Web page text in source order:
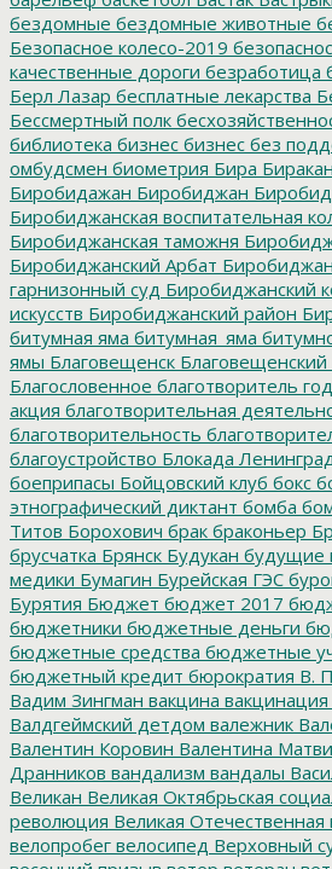
бездомные бездомные животные
Безопасное колесо-2019
качественные дороги безработица
Берл Лазар бесплатные лекарства
Бессмертный полк
библиотека бизнес бизнес без
омбудсмен биометрия Бира Биракан
Биробидажан Биробиджан
Биробиджанская воспитательная
Биробиджанская таможня
Биробиджанский Арбат
гарнизонный суд Биробиджанский
искусств Биробиджанский район
битумная яма битумная_яма
ямы Благовещенск
Благословенное благотворитель
акция благотворительная
благотворительность
благоустройство Блокада
боеприпасы Бойцовский клуб бокс
этнографический диктант бомба
Титов Борохович брак браконьер
брусчатка Брянск Будукан будущие
медики Бумагин Бурейская ГЭС
Бурятия Бюджет бюджет 2017
бюджетники бюджетные деньги
бюджетные средства бюджетные
бюджетный кредит бюрократия В.
Вадим Зингман вакцина вакцинация
Валдгеймский детдом валежник
Валентин Коровин Валентина
Дранников вандализм вандалы
Великан Великая Октябрьская
революция Великая Отечественная
велопробег велосипед Верховный